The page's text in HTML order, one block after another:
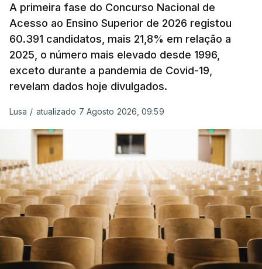
O Governo comprometeu-se a aplicar uma redução
extraordinária e temporária no ISP, sempre que se
verifique um aumento do preço dos combustíveis
superior a 10 cêntimos, para mitigar a escalada de
preços.
Depois de uma subida inicial devido à guerra no
Irão, à tensão geopolítica no Médio Oriente e ao
fecho do estreito de Ormuz, os preços dos
combustíveis desceram durante o cessar-fogo
entre Washington e Teerão.
No entanto, com o retomar do conflito, as últimas
semanas têm sido marcadas por uma subida
acentuada, tendência que deverá ser revertida na
próxima semana.
A primeira fase do Concurso Nacional de
Acesso ao Ensino Superior de 2026 registou
60.391 candidatos, mais 21,8% em relação a
2025, o número mais elevado desde 1996,
exceto durante a pandemia de Covid-19,
revelam dados hoje divulgados.
Lusa / atualizado 7 Agosto 2026, 09:59